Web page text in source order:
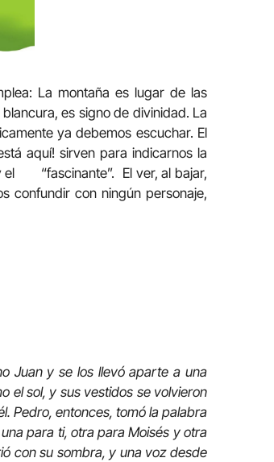
La montaña es lugar de las
es signo de divinidad. La
ya debemos escuchar. El
aquí! sirven para indicarnos la
el “fascinante”. El ver, al bajar,
confundir con ningún personaje,
Juan y se los llevó aparte a una
el sol, y sus vestidos se volvieron
Pedro, entonces, tomó la palabra
para ti, otra para Moisés y otra
con su sombra, y una voz desde